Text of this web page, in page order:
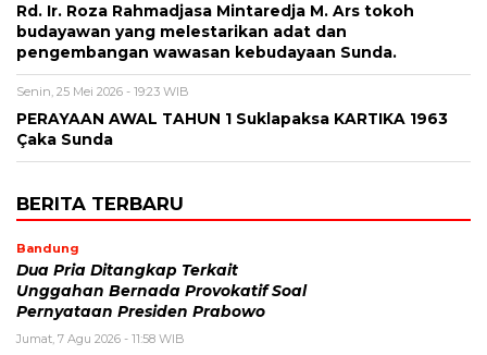
Rd. Ir. Roza Rahmadjasa Mintaredja M. Ars tokoh
budayawan yang melestarikan adat dan
pengembangan wawasan kebudayaan Sunda.
Senin, 25 Mei 2026 - 19:23 WIB
PERAYAAN AWAL TAHUN 1 Suklapaksa KARTIKA 1963
Çaka Sunda
BERITA TERBARU
Bandung
Dua Pria Ditangkap Terkait
Unggahan Bernada Provokatif Soal
Pernyataan Presiden Prabowo
Jumat, 7 Agu 2026 - 11:58 WIB